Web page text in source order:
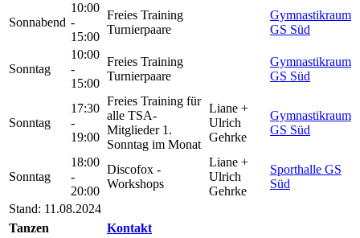
Sonnabend
10:00
-
15:00
Freies Training
Turnierpaare
Gymnastikraum
GS Süd
Sonntag
10:00
-
15:00
Freies Training
Turnierpaare
Gymnastikraum
GS Süd
Sonntag
17:30
-
19:00
Freies Training für
alle TSA-
Mitglieder 1.
Sonntag im Monat
Liane +
Ulrich
Gehrke
Gymnastikraum
GS Süd
Sonntag
18:00
-
20:00
Discofox -
Workshops
Liane +
Ulrich
Gehrke
Sporthalle GS
Süd
Stand: 11.08.2024
Tanzen
Kontakt